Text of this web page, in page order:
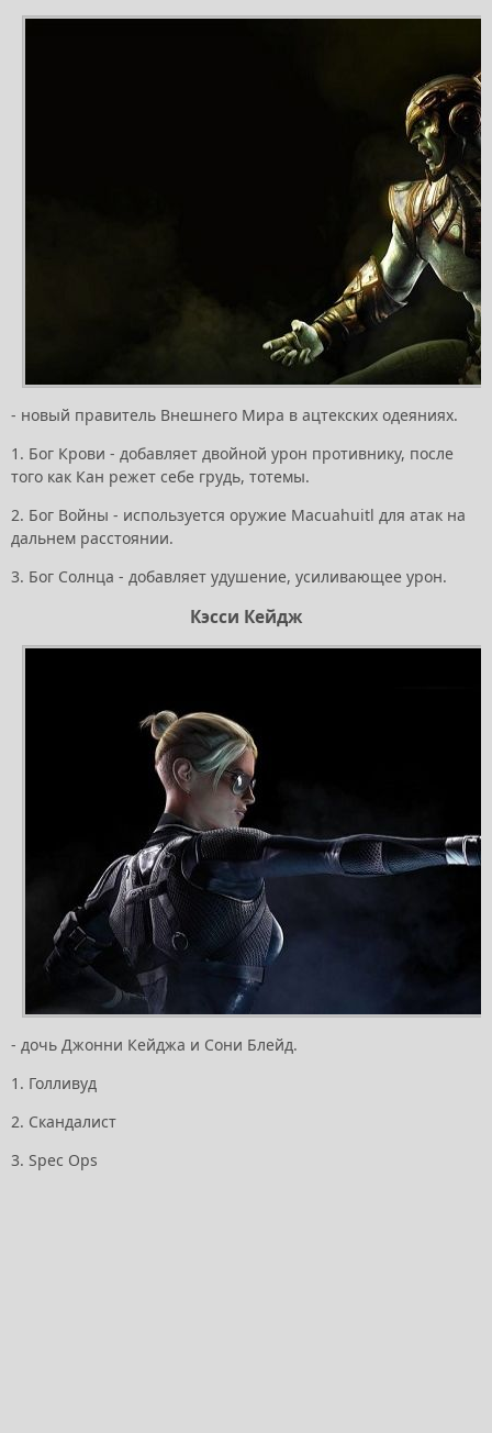
- новый правитель Внешнего Мира в ацтекских одеяниях.
1. Бог Крови - добавляет двойной урон противнику, после
того как Кан режет себе грудь, тотемы.
2. Бог Войны - используется оружие Macuahuitl для атак на
дальнем расстоянии.
3. Бог Солнца - добавляет удушение, усиливающее урон.
Кэсси Кейдж
- дочь Джонни Кейджа и Сони Блейд.
1. Голливуд
2. Скандалист
3. Spec Ops